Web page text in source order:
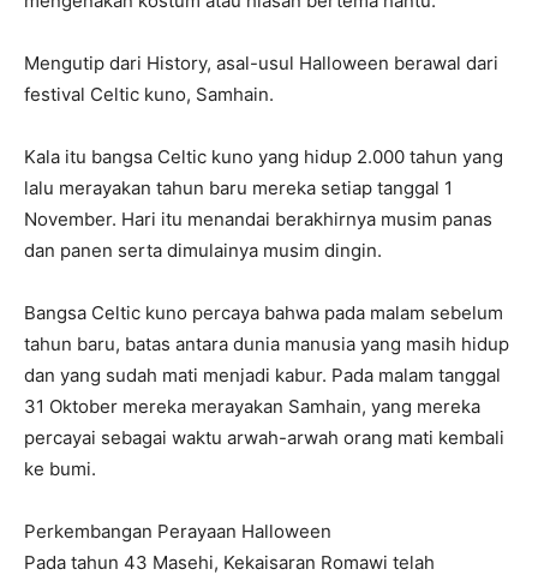
Mengutip dari History, asal-usul Halloween berawal dari
festival Celtic kuno, Samhain.
Kala itu bangsa Celtic kuno yang hidup 2.000 tahun yang
lalu merayakan tahun baru mereka setiap tanggal 1
November. Hari itu menandai berakhirnya musim panas
dan panen serta dimulainya musim dingin.
Bangsa Celtic kuno percaya bahwa pada malam sebelum
tahun baru, batas antara dunia manusia yang masih hidup
dan yang sudah mati menjadi kabur. Pada malam tanggal
31 Oktober mereka merayakan Samhain, yang mereka
percayai sebagai waktu arwah-arwah orang mati kembali
ke bumi.
Perkembangan Perayaan Halloween
Pada tahun 43 Masehi, Kekaisaran Romawi telah